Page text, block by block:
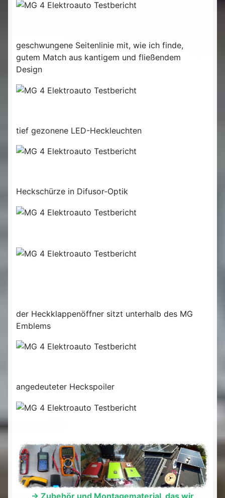
geschwungene Seitenlinie mit, wie ich finde,
gutem Match aus kantigem und fließendem
Design
tief gezonene LED-Heckleuchten
Heckschürze in Difusor-Optik
der Heckklappenöffner sitzt unterhalb des MG
Emblems
angedeuteter Heckspoiler
-> Zubehör und Montagematerial, das wir